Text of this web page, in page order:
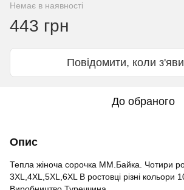
Немає в наявності
443 грн
Повідомити, коли
До обраного
Опис
Тепла жіноча сорочка ММ.Байка. Чотири
3XL,4XL,5XL,6XL В ростовці різні кольори